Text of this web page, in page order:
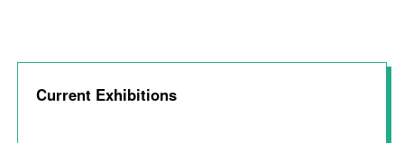
Current Exhibitions